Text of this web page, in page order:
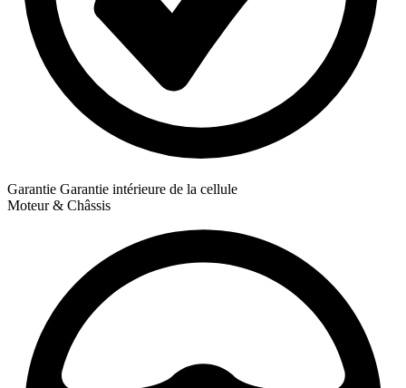
Garantie Garantie intérieure de la cellule
Moteur & Châssis